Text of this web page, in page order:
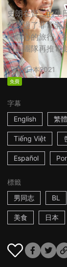
史朗在賢二的生
然度過了非常滿
場開心的旅行，
日劇團隊再推電
2h日本2021
免費
字幕
English
繁
Tiếng Việt
Español
標籤
男同志
BL
美食 日本